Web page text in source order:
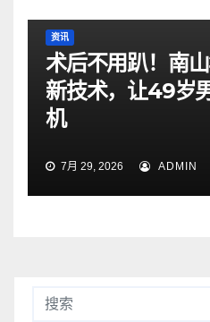
资讯
术后不用趴！南
新技术，让49岁
机
7月 29, 2026 ADMIN